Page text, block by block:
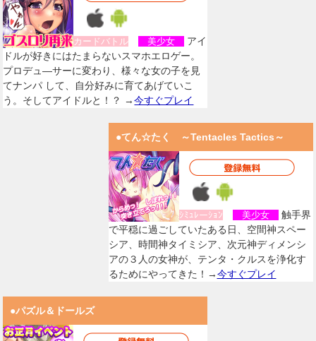
カードバトル 美少女
アイ
ドルが好きにはたまらないスマホエロゲー。
プロデュ―サーに変わり、様々な女の子を見
てナンパ して、自分好みに育てあげていこ
う。そしてアイドルと！？ →今すぐプレイ
●てん☆たく ～Tentacles Tactics～
ｼﾐｭﾚーｼｮﾝ 美少女
触手界
で平穏に過ごしていたある日、空間神スペー
シア、時間神タイミシア、次元神ディメンシ
アの３人の女神が、テンタ・クルスを浄化す
るためにやってきた！→今すぐプレイ
●パズル＆ドールズ